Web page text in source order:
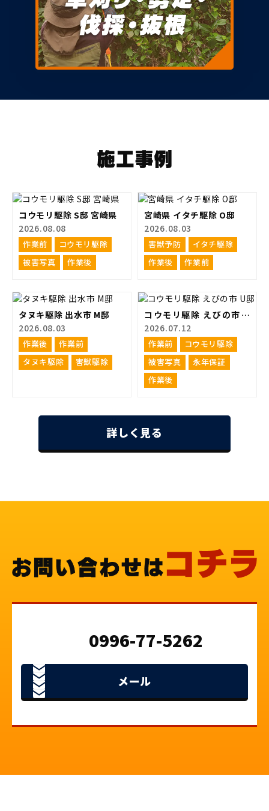
コウモリ駆除 S邸 宮崎県
2026.08.08
作業前
コウモリ駆除
被害写真
作業後
宮崎県 イタチ駆除 O邸
2026.08.03
害獣予防
イタチ駆除
作業後
作業前
タヌキ駆除 出水市 M邸
2026.08.03
作業後
作業前
タヌキ駆除
害獣駆除
コウモリ駆除 えびの市 U
邸
2026.07.12
作業前
コウモリ駆除
被害写真
永年保証
作業後
詳しく見る
0996-77-5262
メール